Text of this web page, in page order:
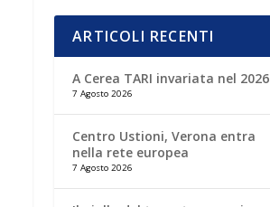
ARTICOLI RECENTI
A Cerea TARI invariata nel 2026
7 Agosto 2026
Centro Ustioni, Verona entra
nella rete europea
7 Agosto 2026